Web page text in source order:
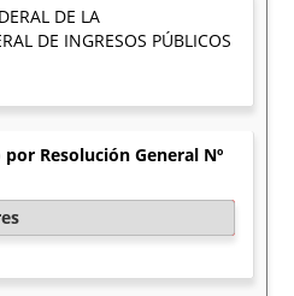
DE LA
DE INGRESOS PÚBLICOS
Resolución General Nº